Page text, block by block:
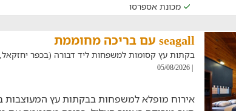
מכונת אספרסו
seagall עם בריכה מחוממת
בקתות עץ קסומות למשפחות ליד דבורה (בכפר יחזקאל,
| 05/08/2026
אירוח מופלא למשפחות בבקתות עץ המעוצבות